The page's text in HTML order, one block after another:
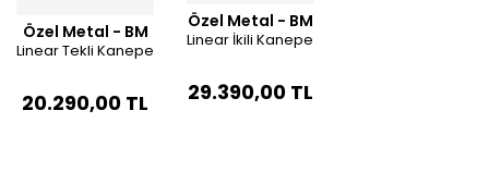
Özel Metal - BM
Linear Tekli Kanepe
20.290,00 TL
Özel Metal - BM
Linear İkili Kanepe
29.390,00 TL